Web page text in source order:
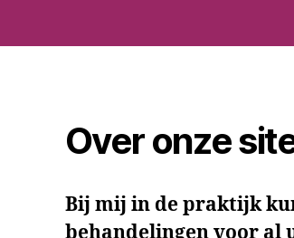
Over onze
Bij mij in de praktijk
behandelingen voor al